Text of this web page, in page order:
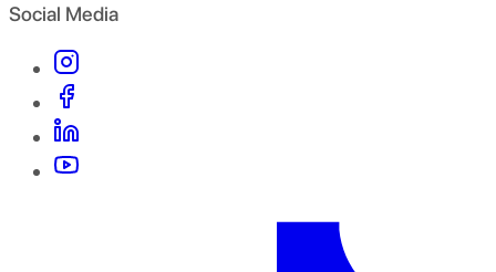
Social Media